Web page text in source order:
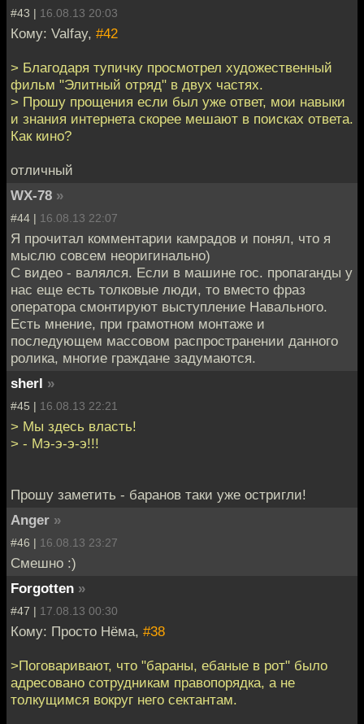
#43 | 16.08.13 20:03
Кому: Valfay, #42
> Благодаря тупичку просмотрел художественный
фильм "Элитный отряд" в двух частях.
> Прошу прощения если был уже ответ, мои навыки
и знания интернета скорее мешают в поисках ответа.
Как кино?
отличный
WX-78 »
#44 | 16.08.13 22:07
Я прочитал комментарии камрадов и понял, что я
мыслю совсем неоригинально)
C видео - валялся. Если в машине гос. пропаганды у
нас еще есть толковые люди, то вместо фраз
оператора смонтируют выступление Навального.
Есть мнение, при грамотном монтаже и
последующем массовом распространении данного
ролика, многие граждане задумаются.
sherl »
#45 | 16.08.13 22:21
> Мы здесь власть!
> - Мэ-э-э-э!!!
Прошу заметить - баранов таки уже остригли!
Anger »
#46 | 16.08.13 23:27
Смешно :)
Forgotten »
#47 | 17.08.13 00:30
Кому: Просто Нёма, #38
>Поговаривают, что "бараны, ебаные в рот" было
адресовано сотрудникам правопорядка, а не
толкущимся вокруг него сектантам.